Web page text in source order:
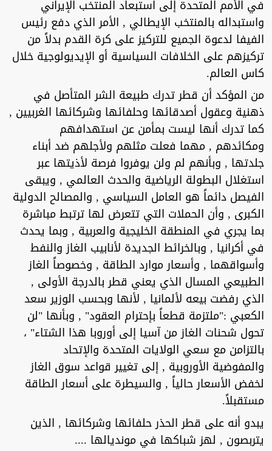
في الأمم المتحدة إلى استبعاد المنتخب الإيراني
واستبداله بالمنتخب الإيطالي , الأمر الذي دفع رئيس
الفيفا لدعوة الجميع للتركيز على كرة القدم بدلاً من
تركيزهم على الخلافات السياسية أو الإيديولوجية خلال
كاس العالم.
من المؤكد أن قطر تدرك طبيعة الشر المتأصل في
ذهنية وعقول أصدقائها وحلفائها وشركائها الغربيين ,
كما تدرك أنها ليست بمأمن عن استهدافهم
ومكائدهم , مهما فعلت مثلهم ولأجلهم ضد أبناء
جلدتها , وبأنهم لم ولن يوفروا فرصة لأذيتها عبر
استغلال البطولة الرياضية والحدث العالمي , ويبقى
الفيصل دائماً هو العامل السياسي , والمصالح الدولية
الكبرى , وأن الحملات التي تتعرض لها ترتبط مباشرة
بما يجري في المنطقة الخليجية والعربية , وبما يحدث
في أكرانيا , وبالخرائط الجديدة لأنابيب الغاز والنفط
وأسواقهما , وأسعار موارد الطاقة , وخصوصاً الغاز
الطبيعي المسال الذي يعني قطر بالدرجة الأولى ,
الذي رفضت بيعه لألمانيا , لأنها وبحسب الوزير سعد
الكعبي :"ملتزمة قطعاً بإحترام العقود" , وبأنها "لن
تحول شحنات الغاز من آسيا إلى أوروبا هذا الشتاء" ،
بالتزامن مع سعي الولايات المتحدة والإتحاد
والمفوضية الأوروبية , إلى تغيير قواعد سوق الغاز
لخفض الأسعار حالياً , والسيطرة على أسعار الطاقة
مستقبلاً.
يبدو أنه على قطر الحذر حلفائها وشركائها , الذين
يتربصون , لهز شباكها في مونديالها ....